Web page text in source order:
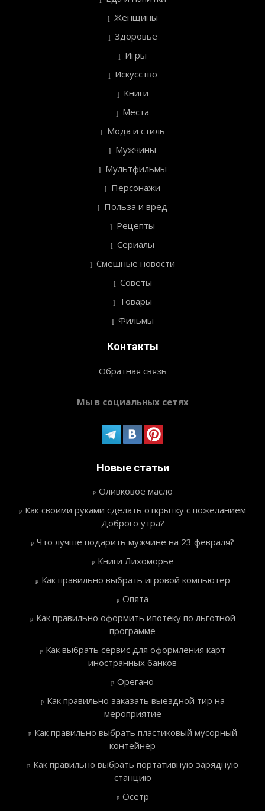
Женщины
Здоровье
Игры
Искусство
Книги
Места
Мода и стиль
Мужчины
Мультфильмы
Персонажи
Польза и вред
Рецепты
Сериалы
Смешные новости
Советы
Товары
Фильмы
Контакты
Обратная связь
Мы в социальных сетях
Новые статьи
Оливковое масло
Как своими руками сделать открытку с пожеланием
Доброго утра?
Что лучше подарить мужчине на 23 февраля?
Книги Лихоморье
Как правильно выбрать игровой компьютер
Опята
Как правильно оформить ипотеку по льготной
программе
Как выбрать сервис для оформления карт
иностранных банков
Орегано
Как правильно заказать выездной тир на
мероприятие
Как правильно выбрать пластиковый мусорный
контейнер
Как правильно выбрать портативную зарядную
станцию
Осетр